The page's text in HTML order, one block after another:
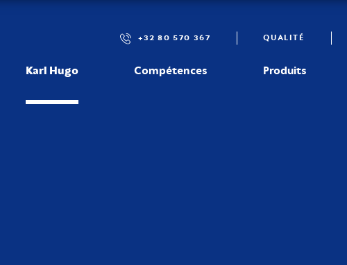
+32 80 570 367 QUALITÉ
Karl Hugo Compétences Produits